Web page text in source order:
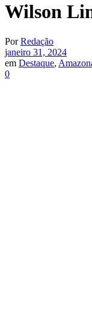
Wilson
Por Redação
janeiro 31, 2024
em Destaque,
0